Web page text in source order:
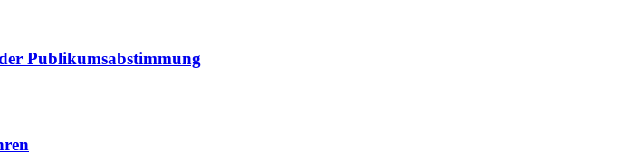
Publikumsabstimmung